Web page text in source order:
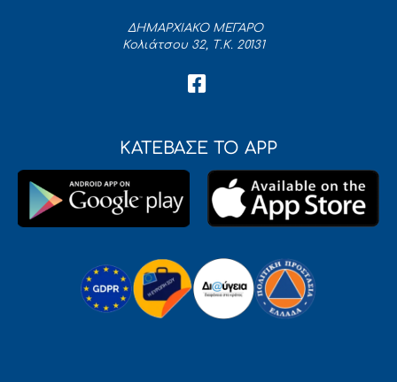
ΔΗΜΑΡΧΙΑΚΟ ΜΕΓΑΡΟ
Κολιάτσου 32, Τ.Κ. 20131
ΚΑΤΕΒΑΣΕ ΤΟ APP